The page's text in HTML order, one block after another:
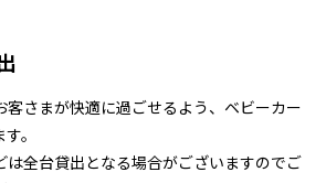
客さまが快適に過ごせるよう、ベビーカー
。
は全台貸出となる場合がございますのでご